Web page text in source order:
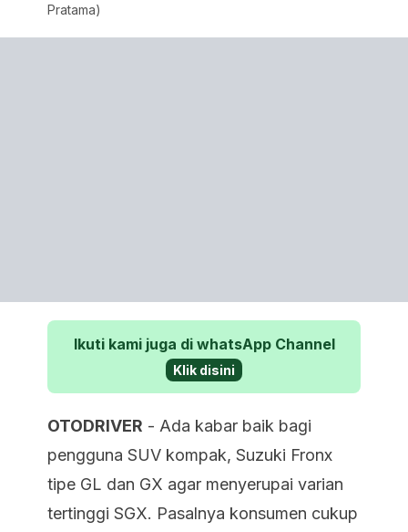
Pratama)
Ikuti kami juga di whatsApp Channel
Klik disini
OTODRIVER - Ada kabar baik bagi
pengguna SUV kompak, Suzuki Fronx
tipe GL dan GX agar menyerupai varian
tertinggi SGX. Pasalnya konsumen cukup